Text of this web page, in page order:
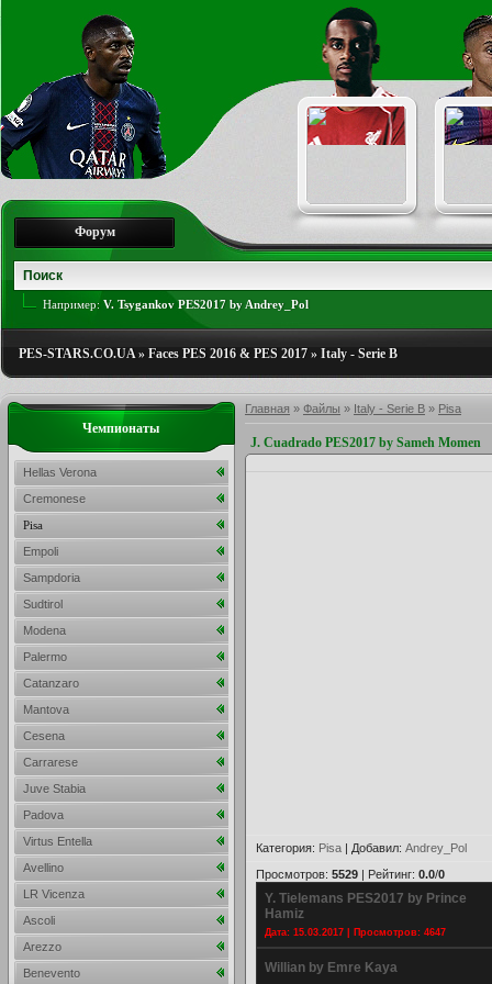
Форум
Например: V. Tsygankov PES2017 by Andrey_Pol
PES-STARS.CO.UA» Faces PES 2016 & PES 2017 » Italy - Serie B
Главная » Файлы » Italy - Serie B » Pisa
J. Cuadrado PES2017 by Sameh Momen
Категория: Pisa | Добавил: Andrey_Pol
Просмотров: 5529 | Рейтинг: 0.0/0
Y. Tielemans PES2017 by Prince
Hamiz
Дата: 15.03.2017 | Просмотров: 4647
Willian by Emre Kaya
Чемпионаты
Hellas Verona
Cremonese
Pisa
Empoli
Sampdoria
Sudtirol
Modena
Palermo
Catanzaro
Mantova
Cesena
Carrarese
Juve Stabia
Padova
Virtus Entella
Avellino
LR Vicenza
Ascoli
Arezzo
Benevento